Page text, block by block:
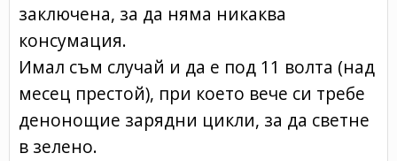
заключена, за да няма никаква
консумация.
Имал съм случай и да е под 11 волта (над
месец престой), при което вече си требе
денонощие зарядни цикли, за да светне
в зелено.